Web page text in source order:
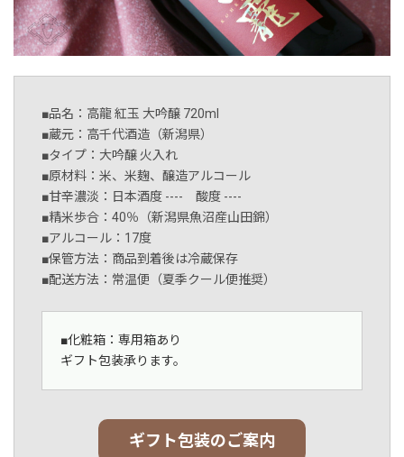
■品名：高龍 紅玉 大吟醸 720ml
■蔵元：高千代酒造（新潟県）
■タイプ：大吟醸 火入れ
■原材料：米、米麹、醸造アルコール
■甘辛濃淡：日本酒度 ---- 酸度 ----
■精米歩合：40％（新潟県魚沼産山田錦）
■アルコール：17度
■保管方法：商品到着後は冷蔵保存
■配送方法：常温便（夏季クール便推奨）
■化粧箱：専用箱あり
ギフト包装承ります。
ギフト包装のご案内